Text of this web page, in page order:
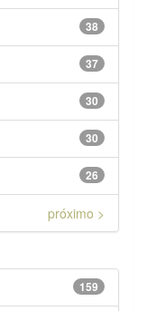
38
37
30
30
26
próximo >
159